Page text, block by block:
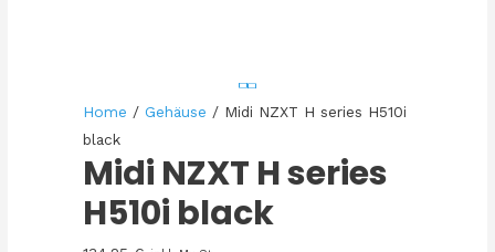
Home /Gehäuse / Midi NZXT H series H510i
black
Midi NZXT H series
H510i black